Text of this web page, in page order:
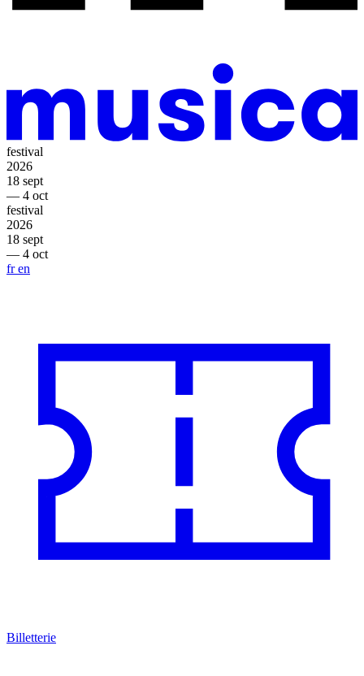
festival
2026
18 sept
— 4 oct
festival
2026
18 sept
— 4 oct
fren
Billetterie